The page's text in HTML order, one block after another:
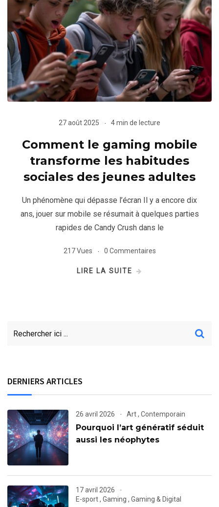
27 août 2025 4 min de lecture
Comment le gaming mobile
transforme les habitudes
sociales des jeunes adultes
Un phénomène qui dépasse l’écran Il y a encore dix
ans, jouer sur mobile se résumait à quelques parties
rapides de Candy Crush dans le
217 Vues 0 Commentaires
LIRE LA SUITE
DERNIERS ARTICLES
26 avril 2026 Art,Contemporain
Pourquoi l’art génératif séduit
aussi les néophytes
17 avril 2026
E-sport,Gaming ,Gaming & Digital